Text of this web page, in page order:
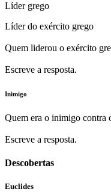
Líder grego
Líder do exército grego
Quem liderou o exército
Escreve a resposta.
Inimigo
Quem era o inimigo contra
Escreve a resposta.
Descobertas
Euclides